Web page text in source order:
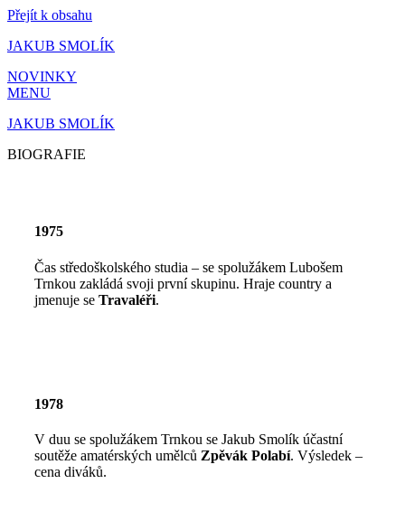
Přejít k obsahu
JAKUB SMOLÍK
NOVINKY
MENU
JAKUB SMOLÍK
BIOGRAFIE
1975
Čas středoškolského studia – se spolužákem Lubošem
Trnkou zakládá svoji první skupinu. Hraje country a
jmenuje se Travaléři.
1978
V duu se spolužákem Trnkou se Jakub Smolík účastní
soutěže amatérských umělců Zpěvák Polabí. Výsledek –
cena diváků.